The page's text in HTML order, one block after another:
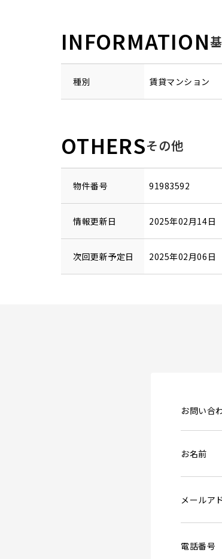
INFORMATION
種別 賃貸マンション
OTHERSその他
物件番号 91983592
情報更新日 2025年02月14日
次回更新予定日 2025年02月06日
お問い合
お名前
メールア
電話番号